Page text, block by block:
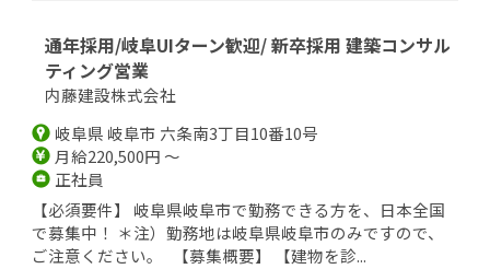
通年採用/岐阜UIターン歓迎/ 新卒採用 建築コンサル
ティング営業
内藤建設株式会社
岐阜県 岐阜市 六条南3丁目10番10号
月給220,500円 ～
正社員
【必須要件】 岐阜県岐阜市で勤務できる方を、日本全国
で募集中！ ＊注）勤務地は岐阜県岐阜市のみですので、
ご注意ください。 【募集概要】 【建物を診...